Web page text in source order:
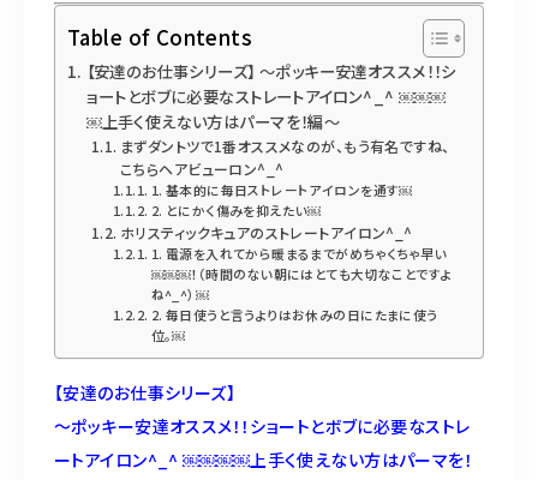
Table of Contents
【安達のお仕事シリーズ】 〜ポッキー安達オススメ！！シ
ョートとボブに必要なストレートアイロン^_^ ￼￼￼
￼上手く使えない方はパーマを！編〜
まずダントツで1番オススメなのが、もう有名ですね、
こちらヘアビューロン^_^
1. 基本的に毎日ストレートアイロンを通す￼
2. とにかく傷みを抑えたい￼
ホリスティックキュアのストレートアイロン^_^
1. 電源を入れてから暖まるまでがめちゃくちゃ早い
￼￼￼！（時間のない朝にはとても大切なことですよ
ね^_^）￼
2. 毎日使うと言うよりはお休みの日にたまに使う
位。￼
【安達のお仕事シリーズ】
〜ポッキー安達オススメ！！ショートとボブに必要なストレ
ートアイロン^_^ ￼￼￼￼上手く使えない方はパーマを！
098-917-5366
【anrio MAR】営業時間 10:00～19:00（日月除く）
098-917-5366
【anrio TIERRA】営業時間 9:00～17:00（日月除く）